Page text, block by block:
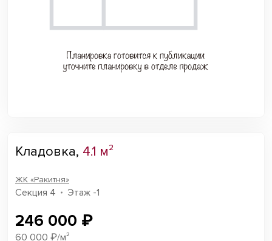
Кладовка, 4.1 м²
ЖК «Ракитня»
Секция 4 Этаж -1
246 000 ₽
60 000 ₽/м²